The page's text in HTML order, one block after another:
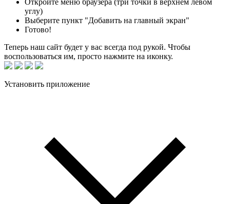
Откройте меню браузера (три точки в верхнем левом
углу)
Выберите пункт "Добавить на главный экран"
Готово!
Теперь наш сайт будет у вас всегда под рукой. Чтобы
воспользоваться им, просто нажмите на иконку.
Установить приложение